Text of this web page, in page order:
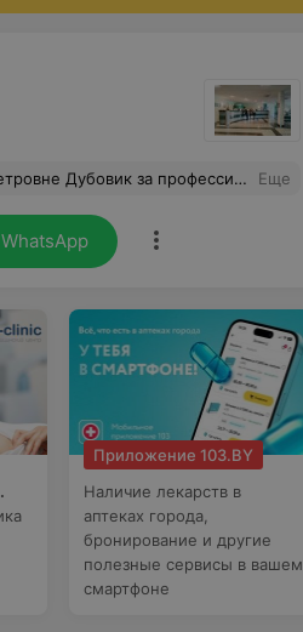
комфортную атмосферу, проявила терпение и ответила на все вопросы. Рекомендую Инну Петровну как грамотного и отзывчивого специалиста. Очень рада, что попала именно к ней! Еще
WhatsApp
Приложение 103.BY
Наличие лекарств в
аптеках города,
бронирование и другие
полезные сервисы в вашем
смартфоне